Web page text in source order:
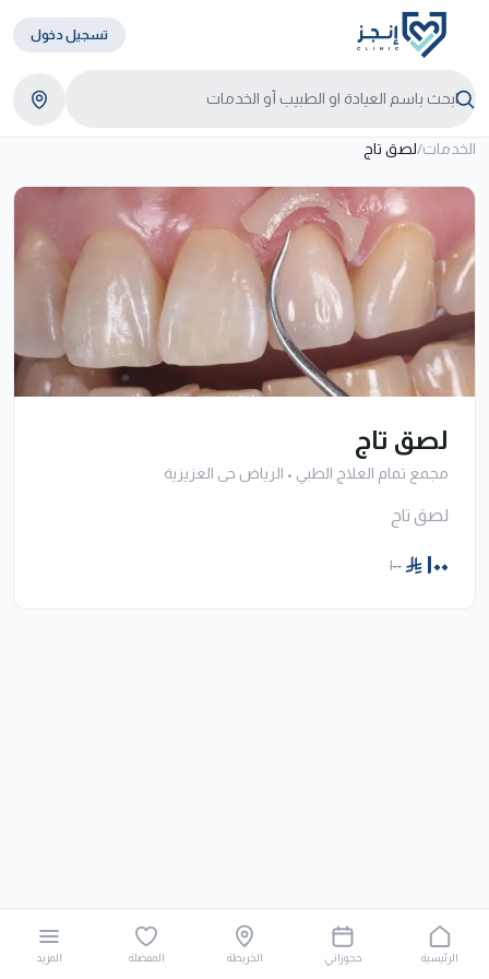
تسجيل دخول
الخدمات/لصق تاج
لصق تاج
مجمع تمام العلاج الطبي • الرياض حى العزيزية
لصق تاج
١٠٠ ١٠٠
الرئيسية حجوزاتي الخريطة المفضلة المزيد